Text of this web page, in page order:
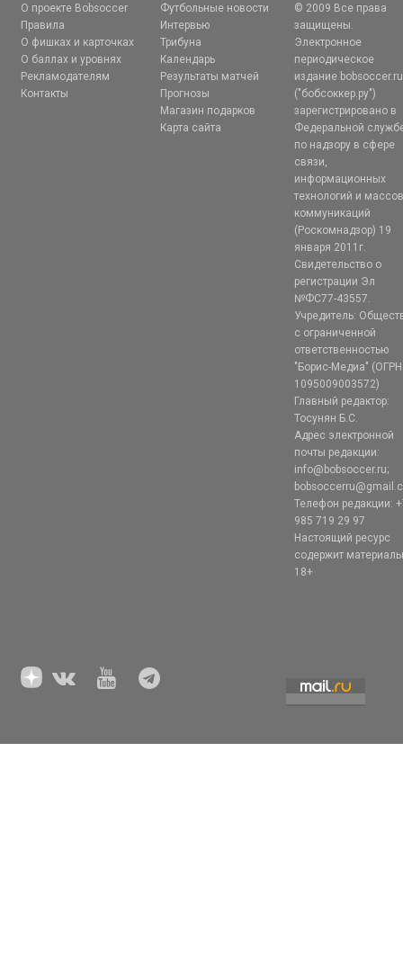
О проекте Bobsoccer
Правила
О фишках и карточках
О баллах и уровнях
Рекламодателям
Контакты
Футбольные новости
Интервью
Трибуна
Календарь
Результаты матчей
Прогнозы
Магазин подарков
Карта сайта
© 2009 Все права
защищены.
Электронное
периодическое
издание bobsoccer.ru
("бобсоккер.ру")
зарегистрировано в
Федеральной
по надзору в сфере
связи,
информационных
технологий и
коммуникаций
(Роскомнадзор) 19
января 2011г.
Свидетельство о
регистрации Эл
№ФС77-43557.
Учредитель:
с ограниченной
ответственностью
"Борис-Медиа" (ОГРН
1095009003572)
Главный редактор:
Тосунян Б.С.
Адрес электронной
почты редакции:
info@bobsoccer.ru;
Телефон редакции:
985 719 29 97
Настоящий ресурс
содержит
18+